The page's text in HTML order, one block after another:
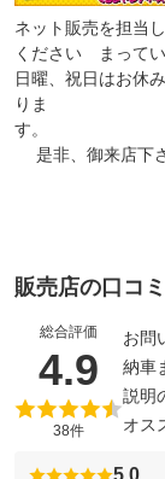
ネット販売を担当
ください まって
日曜、祝日はお休
りま
是非、御来店下さ
販売店の口コミ
総合評価
4.9
38件
お問
納車
説明
オス
5.0